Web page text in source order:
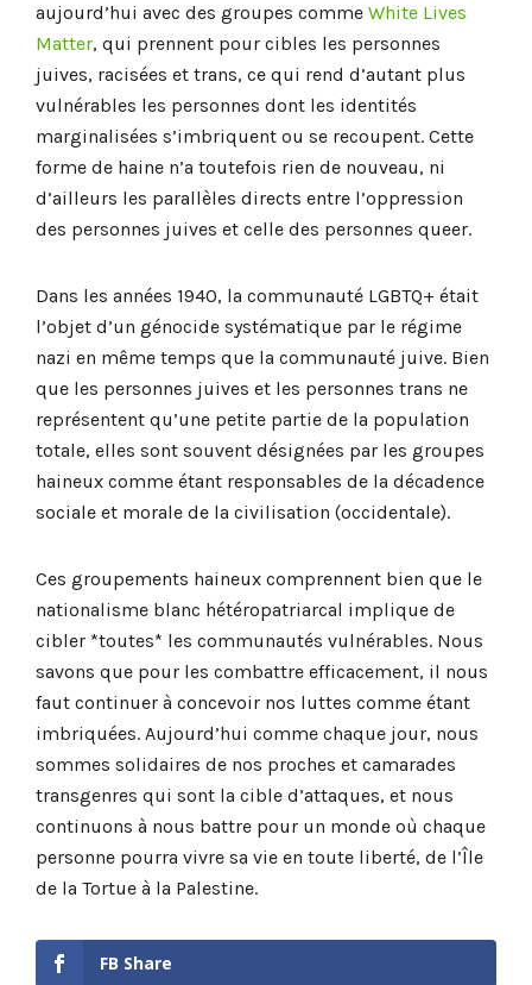
aujourd’hui avec des groupes comme White Lives
Matter, qui prennent pour cibles les personnes
juives, racisées et trans, ce qui rend d’autant plus
vulnérables les personnes dont les identités
marginalisées s’imbriquent ou se recoupent. Cette
forme de haine n’a toutefois rien de nouveau, ni
d’ailleurs les parallèles directs entre l’oppression
des personnes juives et celle des personnes queer.
Dans les années 1940, la communauté LGBTQ+ était
l’objet d’un génocide systématique par le régime
nazi en même temps que la communauté juive. Bien
que les personnes juives et les personnes trans ne
représentent qu’une petite partie de la population
totale, elles sont souvent désignées par les groupes
haineux comme étant responsables de la décadence
sociale et morale de la civilisation (occidentale).
Ces groupements haineux comprennent bien que le
nationalisme blanc hétéropatriarcal implique de
cibler *toutes* les communautés vulnérables. Nous
savons que pour les combattre efficacement, il nous
faut continuer à concevoir nos luttes comme étant
imbriquées. Aujourd’hui comme chaque jour, nous
sommes solidaires de nos proches et camarades
transgenres qui sont la cible d’attaques, et nous
continuons à nous battre pour un monde où chaque
personne pourra vivre sa vie en toute liberté, de l’Île
de la Tortue à la Palestine.
FB Share